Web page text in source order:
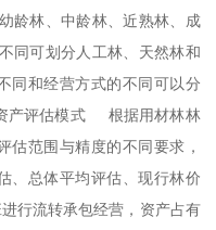
龄林、中龄林、近熟林、成
同可划分人工林、天然林和
同和经营方式的不同可以分
产评估模式 根据用材林林
估范围与精度的不同要求，
、总体平均评估、现行林价
行流转承包经营，资产占有